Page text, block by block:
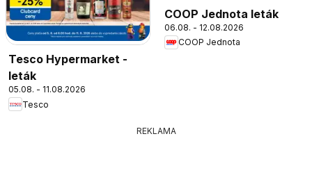
Tesco Hypermarket -
leták
05.08. - 11.08.2026
Tesco
COOP Jednota leták
06.08. - 12.08.2026
COOP Jednota
REKLAMA